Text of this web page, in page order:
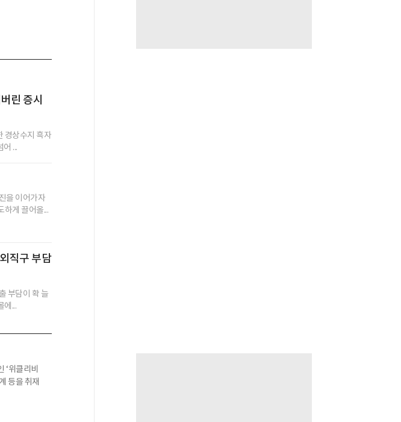
린 증시
경상수지 흑자
...
을 이어가자
하게 끌어올...
직구 부담
부담이 확 늘
에...
‘위클리비
등을 취재